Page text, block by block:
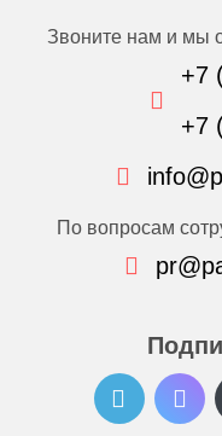
Звоните нам и мы
+7
+7
По вопросам